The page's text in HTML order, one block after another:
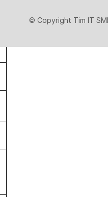
© Copyright Tim IT